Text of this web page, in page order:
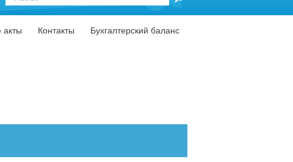
по
сайту
акты Контакты Бухгалтерский баланс